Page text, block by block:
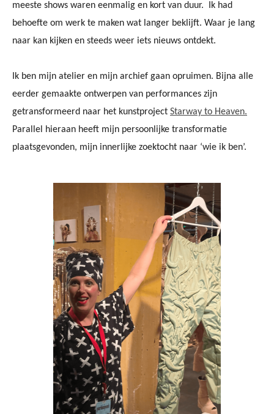
meeste shows waren eenmalig en kort van duur. Ik had
behoefte om werk te maken wat langer beklijft. Waar je lang
naar kan kijken en steeds weer iets nieuws ontdekt.
Ik ben mijn atelier en mijn archief gaan opruimen. Bijna alle
eerder gemaakte ontwerpen van performances zijn
getransformeerd naar het kunstproject Starway to Heaven.
Parallel hieraan heeft mijn persoonlijke transformatie
plaatsgevonden, mijn innerlijke zoektocht naar ‘wie ik ben’.